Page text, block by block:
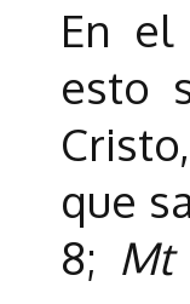
En el
esto
que
8; Mt